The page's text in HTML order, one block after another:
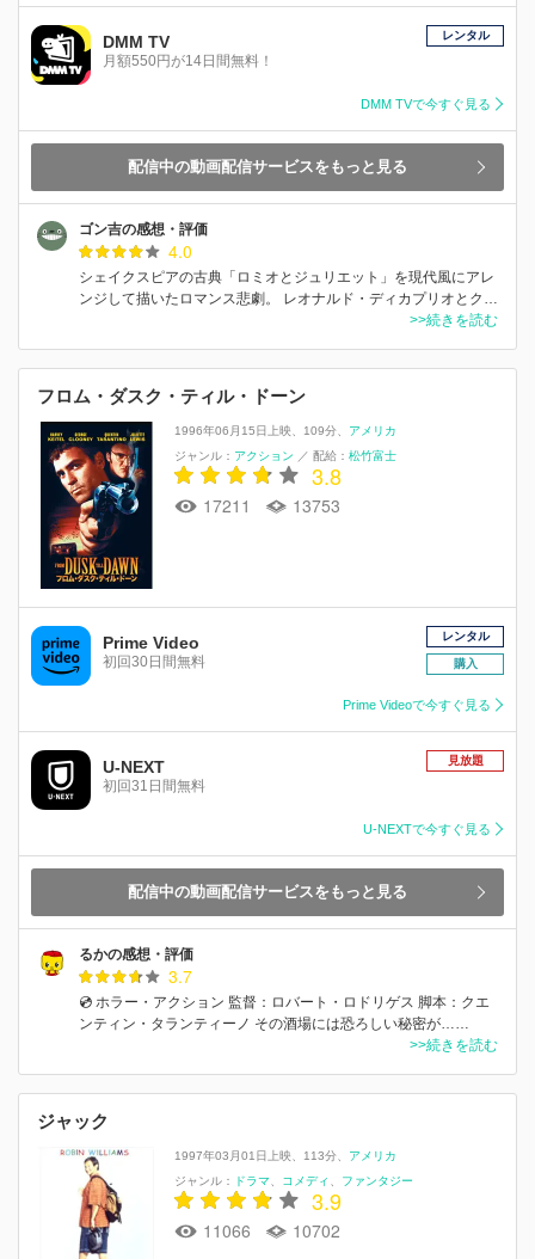
DMM TV
月額550円が14日間無料！
レンタル
DMM TVで今すぐ見る
配信中の動画配信サービスをもっと見る
ゴン吉の感想・評価
4.0
シェイクスピアの古典「ロミオとジュリエット」を現代風にアレ
ンジして描いたロマンス悲劇。 レオナルド・ディカプリオとク…
>>続きを読む
フロム・ダスク・ティル・ドーン
1996年06月15日上映 109分
アメリカ
ジャンル： アクション ／ 配給： 松竹富士
3.8
17211 13753
Prime Video
初回30日間無料
レンタル
購入
Prime Videoで今すぐ見る
U-NEXT
初回31日間無料
見放題
U-NEXTで今すぐ見る
配信中の動画配信サービスをもっと見る
るかの感想・評価
3.7
💿 ホラー・アクション 監督：ロバート・ロドリゲス 脚本：クエ
ンティン・タランティーノ その酒場には恐ろしい秘密が……
>>続きを読む
ジャック
1997年03月01日上映 113分
アメリカ
ジャンル：
ドラマ コメディ ファンタジー
3.9
11066 10702